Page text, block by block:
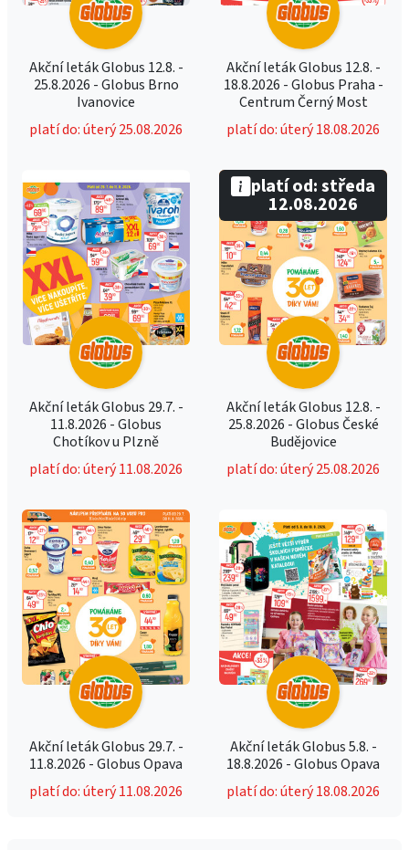
Akční leták Globus 12.8. -
25.8.2026 - Globus Brno
Ivanovice
platí do: úterý 25.08.2026
Akční leták Globus 12.8. -
18.8.2026 - Globus Praha -
Centrum Černý Most
platí do: úterý 18.08.2026
Akční leták Globus 29.7. -
11.8.2026 - Globus
Chotíkov u Plzně
platí do: úterý 11.08.2026
Akční leták Globus 12.8. -
25.8.2026 - Globus České
Budějovice
platí do: úterý 25.08.2026
platí od: středa
12.08.2026
Akční leták Globus 29.7. -
11.8.2026 - Globus Opava
platí do: úterý 11.08.2026
Akční leták Globus 5.8. -
18.8.2026 - Globus Opava
platí do: úterý 18.08.2026